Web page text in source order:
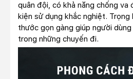
quân đội, có khả năng chống va
kiện sử dụng khắc nghiệt. Trọng
thước gọn gàng giúp người
trong những chuyến đi.